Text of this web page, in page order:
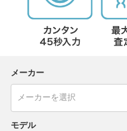
メーカー
モデル